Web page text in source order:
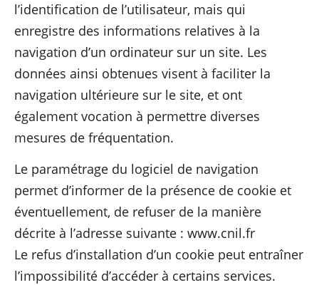
l’identification de l’utilisateur, mais qui
enregistre des informations relatives à la
navigation d’un ordinateur sur un site. Les
données ainsi obtenues visent à faciliter la
navigation ultérieure sur le site, et ont
également vocation à permettre diverses
mesures de fréquentation.
Le paramétrage du logiciel de navigation
permet d’informer de la présence de cookie et
éventuellement, de refuser de la manière
décrite à l’adresse suivante : www.cnil.fr
Le refus d’installation d’un cookie peut entraîner
l’impossibilité d’accéder à certains services.